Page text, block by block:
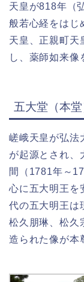
天皇が818年（
般若心経をはじ
天皇、正親町天
し、薬師如来像
五大堂（本堂
嵯峨天皇が弘法
が起源とされ、
間（1781年～
心に五大明王を
代の五大明王は
松久朋琳、松久
造られた像が本